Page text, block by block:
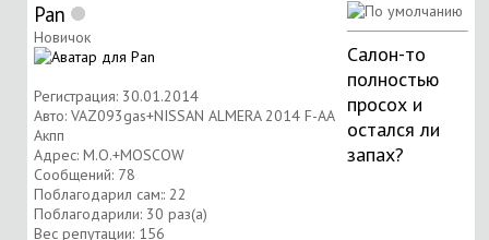
Pan
Новичок
Регистрация: 30.01.2014
Авто: VAZ093gas+NISSAN ALMERA 2014 F-AA
Акпп
Адрес: М.О.+MOSCOW
Сообщений: 78
Поблагодарил сам:: 22
Поблагодарили: 30 раз(а)
Вес репутации: 156
Салон-то
полностью
просох и
остался ли
запах?